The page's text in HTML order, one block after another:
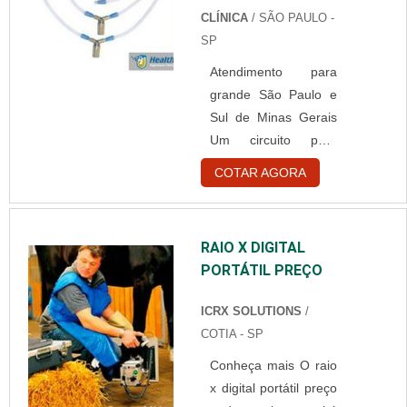
alérgicas e por isso
existe a luva de vinil
sem talco. Detalhes
das luvas de vinil
Sendo um material
resistente
principalmente em
furos, as luvas feitas
de vinil ....
CLÍNICA / SÃO PAULO -
SP
Atendimento para
grande São Paulo e
Sul de Minas Gerais
Um circuito para
ventilação e
anestesia é um
aparelho que muito
profissionais da área
da saúde a
circuito é para
ventilação é possível
COTAR AGORA
RAIO X DIGITAL
PORTÁTIL PREÇO
ICRX SOLUTIONS /
COTIA - SP
Conheça mais O raio
x digital portátil preço